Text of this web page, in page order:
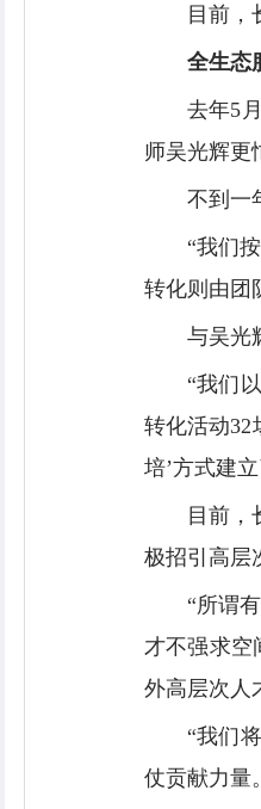
目前，
全生态
去年5
师吴光辉更
不到一
“我们
转化则由团
与吴光
“我们
转化活动32
培’方式建
目前，
极招引高层
“所谓
才不强求空
外高层次人
“我们
仗贡献力量